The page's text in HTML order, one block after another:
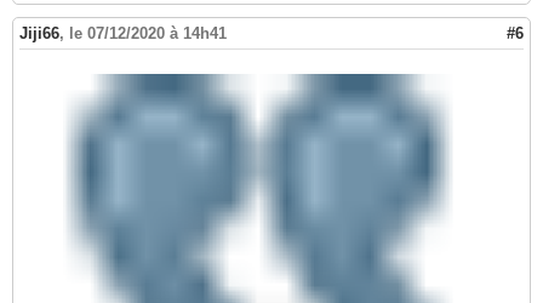
Jiji66, le 07/12/2020 à 14h41 #6